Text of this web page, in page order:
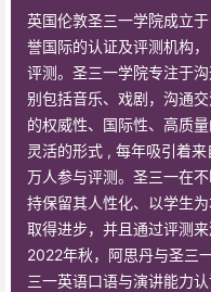
英国伦敦圣三一学院成立
誉国际的认证及评测机构
评测。圣三一学院专注于
别包括音乐、戏剧，沟通
的权威性、国际性、高质
灵活的形式 , 每年吸引着
万人参与评测。圣三一在
持保留其人性化、以学生
取得进步，并且通过评测来
2022年秋，阿思丹与圣三
三一英语口语与演讲能力